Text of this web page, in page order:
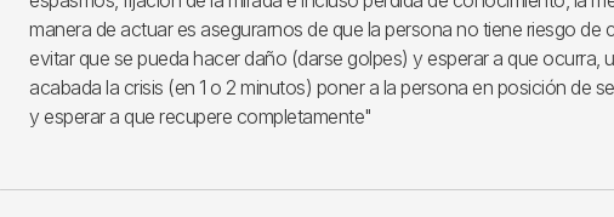
manera de actuar es asegurarnos de que la persona no tiene riesgo de
evitar que se pueda hacer daño (darse golpes) y esperar a que ocurra,
acabada la crisis (en 1 o 2 minutos) poner a la persona en posición de
y esperar a que recupere completamente"